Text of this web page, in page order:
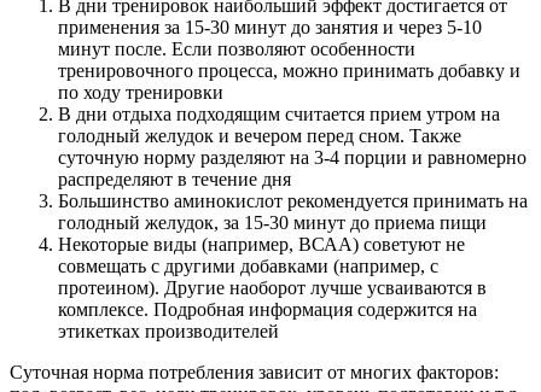
В дни тренировок наибольший эффект достигается от
применения за 15-30 минут до занятия и через 5-10
минут после. Если позволяют особенности
тренировочного процесса, можно принимать добавку и
по ходу тренировки
В дни отдыха подходящим считается прием утром на
голодный желудок и вечером перед сном. Также
суточную норму разделяют на 3-4 порции и равномерно
распределяют в течение дня
Большинство аминокислот рекомендуется принимать на
голодный желудок, за 15-30 минут до приема пищи
Некоторые виды (например, ВСАА) советуют не
совмещать с другими добавками (например, с
протеином). Другие наоборот лучше усваиваются в
комплексе. Подробная информация содержится на
этикетках производителей
Суточная норма потребления зависит от многих факторов: